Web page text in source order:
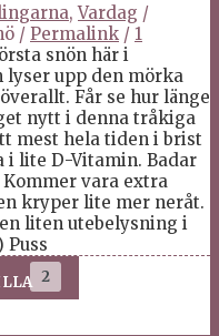
,Vardag /
/ Permalink / 1
snön här i
lyser upp den mörka
Får se hur länge
nytt i denna tråkiga
mest hela tiden i brist
i lite D-Vitamin. Badar
vara extra
kryper lite mer neråt.
liten utebelysning i
Puss
2